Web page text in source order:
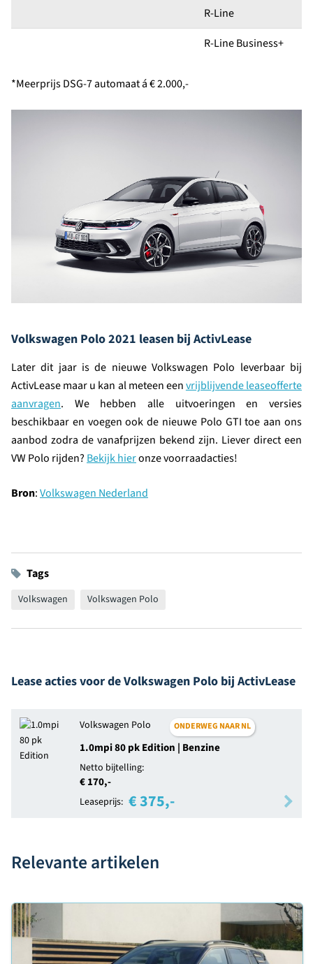
R-Line
R-Line Business+
*Meerprijs DSG-7 automaat á € 2.000,-
Volkswagen Polo 2021 leasen bij ActivLease
Later dit jaar is de nieuwe Volkswagen Polo leverbaar bij
ActivLease maar u kan al meteen eenvrijblijvende leaseofferte
aanvragen. We hebben alle uitvoeringen en versies
beschikbaar en voegen ook de nieuwe Polo GTI toe aan ons
aanbod zodra de vanafprijzen bekend zijn. Liever direct een
VW Polo rijden? Bekijk hieronze voorraadacties!
Bron:Volkswagen Nederland
Tags
Volkswagen Volkswagen Polo
Lease acties voor de Volkswagen Polo bij ActivLease
Volkswagen Polo ONDERWEG NAAR NL
1.0mpi 80 pk Edition | Benzine
Netto bijtelling:
€ 170,-
Leaseprijs: € 375,-
Relevante artikelen